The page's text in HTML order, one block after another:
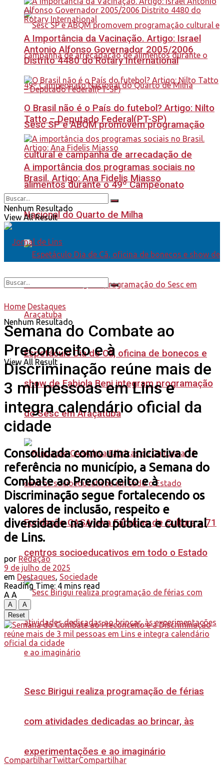
Sesc SP e ABQM promovem programação
cultural e campanha de arrecadação de
alimentos durante o 49º Campeonato
Nacional do Quarto de Milha
Espetáculo Dia de Cã, oficina de bonecos e
show de Fabiola Beni integram programação
do Sesc em Araçatuba
Fundação CASA leva Fábricas de Cultura a 71
centros socioeducativos em todo o Estado
Sesc Birigui realiza programação de férias
com atividades dedicadas ao brincar, às
experimentações e ao imaginário
A Importância da Vacinação. Artigo: Israel
Antonio Alfonso Governador 2005/2006
Distrito 4480 do Rotary International
O Brasil não é o País do futebol? Artigo: Nilto
Tatto – Deputado Federal(PT-SP)
A importância dos programas sociais no
Brasil. Artigo: Ana Fidelis Miasso
Nenhum Resultado
View All Result
Nenhum Resultado
View All Result
Home Destaques
Semana do Combate ao
Preconceito e à
Discriminação reúne mais de
3 mil pessoas em Lins e
integra calendário oficial da
cidade
Consolidada como uma iniciativa de
referência no município, a Semana do
Combate ao Preconceito e à
Discriminação segue fortalecendo os
valores de inclusão, respeito e
diversidade na vida pública e cultural
de Lins.
por Redação
9 de julho de 2025
em Destaques, Sociedade
Reading Time: 4 mins read
A A
A
A
Reset
CompartilharTwittarCompartilhar